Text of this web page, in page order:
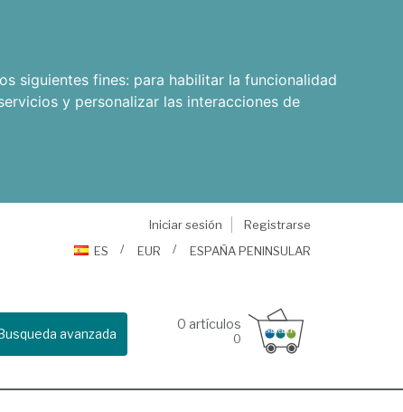
siguientes fines: para habilitar la funcionalidad
y personalizar las interacciones de
Iniciar sesión
Registrarse
ES
EUR ESPAÑA PENINSULAR
avanzada
0 artículos
0